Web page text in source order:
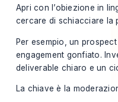
Apri con l’obiezione in
cercare di schiacciare la
Per esempio, un
engagement gonfiato.
deliverable chiaro e un
La chiave è la